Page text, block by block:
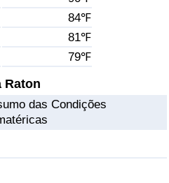
84℉
81℉
79℉
Raton
das Condições